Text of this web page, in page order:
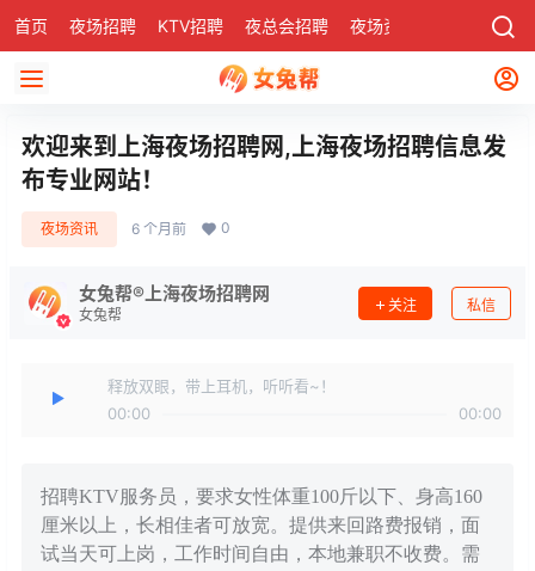
首页 夜场招聘 KTV招聘 夜总会招聘 夜场资讯 社区
欢迎来到上海夜场招聘网,上海夜场招聘信息发
布专业网站！
夜场资讯 6 个月前 0
女兔帮®上海夜场招聘网
女兔帮
关注 私信
释放双眼，带上耳机，听听看~！
00:00
00:00
招聘KTV服务员，要求女性体重100斤以下、身高160
厘米以上，长相佳者可放宽。提供来回路费报销，面
试当天可上岗，工作时间自由，本地兼职不收费。需